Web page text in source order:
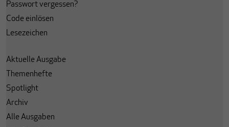
Passwort vergessen?
Code einlösen
Lesezeichen
Aktuelle Ausgabe
Themenhefte
Spotlight
Archiv
Alle Ausgaben